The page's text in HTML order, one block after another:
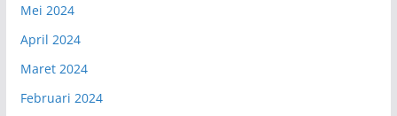
Mei 2024
April 2024
Maret 2024
Februari 2024